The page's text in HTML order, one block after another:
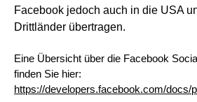
Facebook jedoch auch in die USA
Drittländer übertragen.
Eine Übersicht über die Facebook
finden Sie hier:
https://developers.facebook.com/docs/